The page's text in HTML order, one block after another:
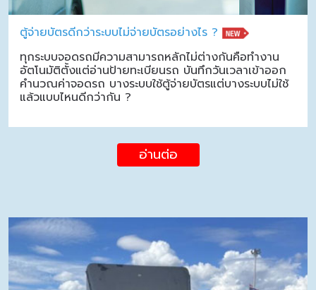
ตู้จ่ายบัตรดีกว่าระบบไม่จ่ายบัตรอย่างไร ?
ทุกระบบจอดรถมีความสามารถหลักไม่ต่างกันคือทำงาน
อัตโนมัติตั้งแต่อ่านป้ายทะเบียนรถ บันทึกวันเวลาเข้าออก
คำนวณค่าจอดรถ บางระบบใช้ตู้จ่ายบัตรแต่บางระบบไม่ใช้
แล้วแบบไหนดีกว่ากัน ?
อ่านต่อ